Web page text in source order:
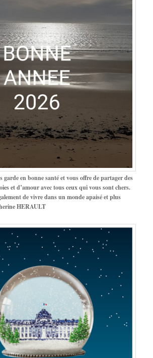
garde en bonne santé et vous offre de partager des
et d’amour avec tous ceux qui vous sont chers.
de vivre dans un monde apaisé et plus
HERAULT